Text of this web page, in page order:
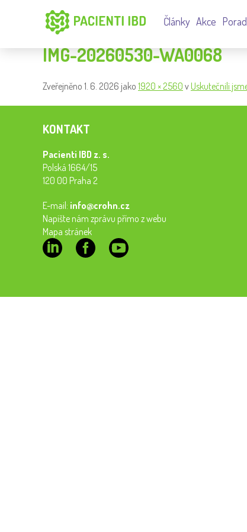
Články Akce
IMG-20260530-WA0068
Zveřejněno 1. 6. 2026 jako 1920 × 2560 v Uskutečnili
KONTAKT
Pacienti IBD z. s.
Polská 1664/15
120 00 Praha 2
E-mail: info@crohn.cz
Napište nám zprávu přímo z webu
Mapa stránek